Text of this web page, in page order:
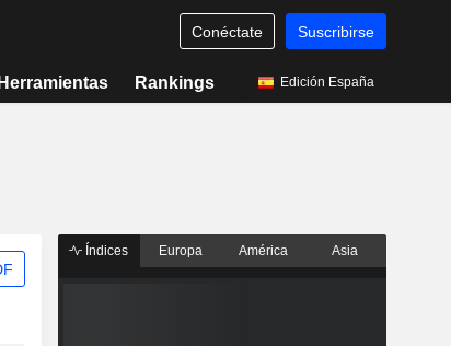
Conéctate Suscribirse
Herramientas Rankings Edición España
Índices Europa América Asia